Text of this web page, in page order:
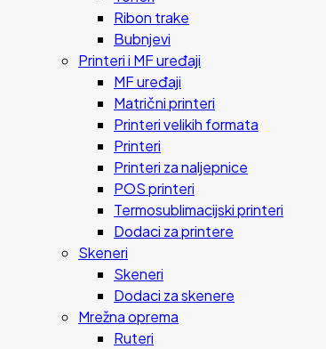
Ribon trake
Bubnjevi
Printeri i MF uređaji
MF uređaji
Matrični printeri
Printeri velikih formata
Printeri
Printeri za naljepnice
POS printeri
Termosublimacijski printeri
Dodaci za printere
Skeneri
Skeneri
Dodaci za skenere
Mrežna oprema
Ruteri